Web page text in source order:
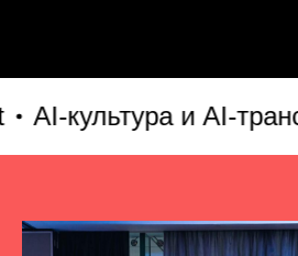
культура и AI-